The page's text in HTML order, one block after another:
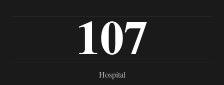
107
Hospital